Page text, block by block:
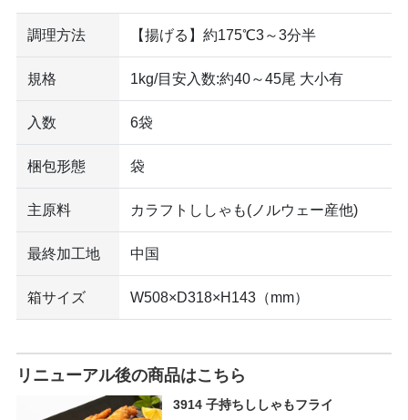
調理方法 【揚げる】約175℃3～3分半
規格 1kg/目安入数:約40～45尾 大小有
入数 6袋
梱包形態 袋
主原料 カラフトししゃも(ノルウェー産他)
最終加工地 中国
箱サイズ W508×D318×H143（mm）
リニューアル後の商品はこちら
3914 子持ちししゃもフライ